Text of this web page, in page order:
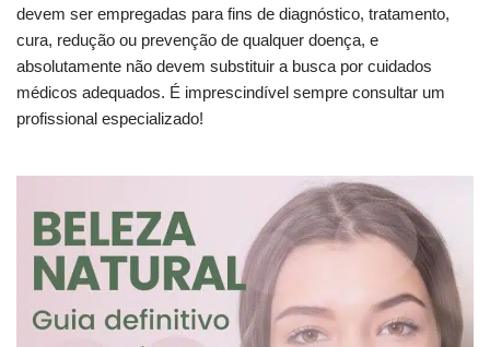
devem ser empregadas para fins de diagnóstico, tratamento,
cura, redução ou prevenção de qualquer doença, e
absolutamente não devem substituir a busca por cuidados
médicos adequados. É imprescindível sempre consultar um
profissional especializado!